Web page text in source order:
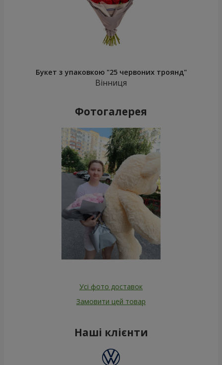
Букет з упаковкою "25 червоних троянд"
Вінниця
Фотогалерея
Усі фото доставок
Замовити цей товар
Наші клієнти